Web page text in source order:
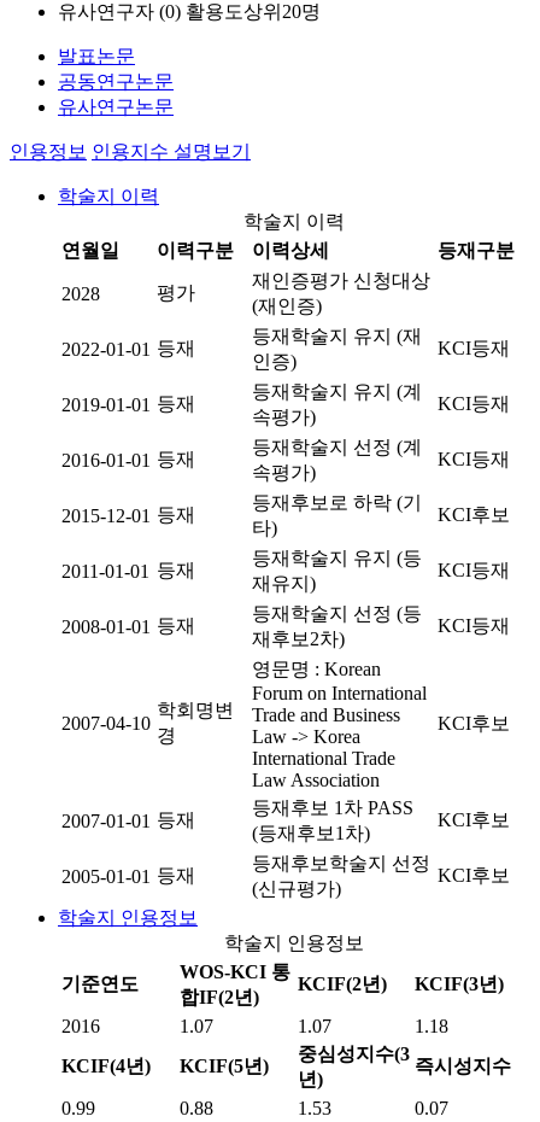
유사연구자 (0) 활용도상위20명
발표논문
공동연구논문
유사연구논문
인용정보 인용지수 설명보기
학술지 이력
학술지 이력
연월일
이력구분 이력상세 등재구분
2028 평가
재인증평가 신청대상
(재인증)
2022-01-01 등재
등재학술지 유지 (재
인증)
KCI등재
2019-01-01 등재
등재학술지 유지 (계
속평가)
KCI등재
2016-01-01 등재
등재학술지 선정 (계
속평가)
KCI등재
2015-12-01 등재
등재후보로 하락 (기
타)
KCI후보
2011-01-01 등재
등재학술지 유지 (등
재유지)
KCI등재
2008-01-01 등재
등재학술지 선정 (등
재후보2차)
KCI등재
2007-04-10
학회명변
경
영문명 : Korean
Forum on International
Trade and Business
Law -> Korea
International Trade
Law Association
KCI후보
2007-01-01 등재
등재후보 1차 PASS
(등재후보1차)
KCI후보
2005-01-01 등재
등재후보학술지 선정
(신규평가)
KCI후보
학술지 인용정보
학술지 인용정보
기준연도
WOS-KCI 통
합IF(2년)
KCIF(2년) KCIF(3년)
2016 1.07 1.07
1.18
KCIF(4년)
KCIF(5년)
중심성지수(3
년)
즉시성지수
0.99 0.88 1.53 0.07